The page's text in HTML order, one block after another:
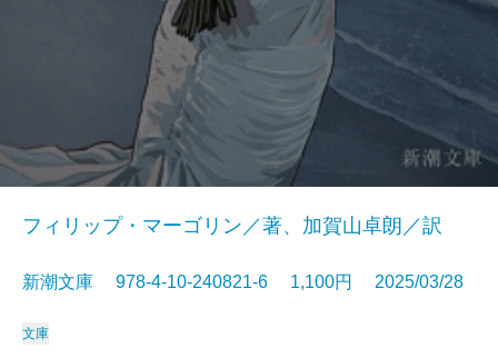
フィリップ・マーゴリン／著、加賀山卓朗／訳
新潮文庫 978-4-10-240821-6 1,100円 2025/03/28
文庫